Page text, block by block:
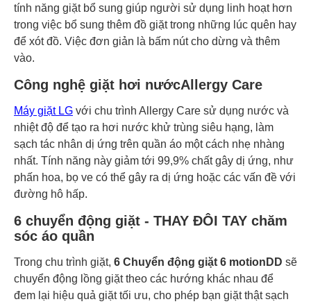
tính năng giặt bổ sung giúp người sử dụng linh hoạt hơn
trong việc bổ sung thêm đồ giặt trong những lúc quên hay
để xót đồ. Việc đơn giản là bấm nút cho dừng và thêm
vào.
Công nghệ giặt hơi nướcAllergy Care
Máy giặt LG với chu trình Allergy Care sử dụng nước và
nhiệt độ để tạo ra hơi nước khử trùng siêu hạng, làm
sạch tác nhân dị ứng trên quần áo một cách nhẹ nhàng
nhất. Tính năng này giảm tới 99,9% chất gây dị ứng, như
phấn hoa, bọ ve có thể gây ra dị ứng hoặc các vấn đề với
đường hô hấp.
6 chuyển động giặt - THAY ĐÔI TAY chăm
sóc áo quần
Trong chu trình giặt, 6 Chuyển động giặt 6 motionDD sẽ
chuyển động lồng giặt theo các hướng khác nhau để
đem lại hiệu quả giặt tối ưu, cho phép bạn giặt thật sạch